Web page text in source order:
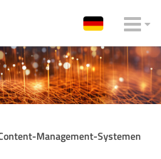
Management-Systemen